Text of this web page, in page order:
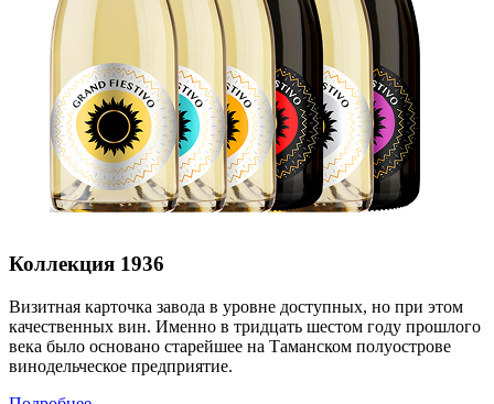
Коллекция 1936
Визитная карточка завода в уровне доступных, но при этом
качественных вин. Именно в тридцать шестом году прошлого
века было основано старейшее на Таманском полуострове
винодельческое предприятие.